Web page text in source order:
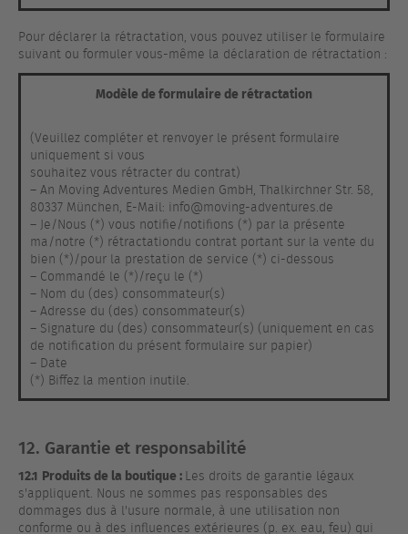
Pour déclarer la rétractation, vous pouvez utiliser le formulaire
suivant ou formuler vous-même la déclaration de rétractation :
Modèle de formulaire de rétractation
(Veuillez compléter et renvoyer le présent formulaire
uniquement si vous
souhaitez vous rétracter du contrat)
– An Moving Adventures Medien GmbH, Thalkirchner Str. 58,
80337 München, E-Mail: info@moving-adventures.de
– Je/Nous (*) vous notifie/notifions (*) par la présente
ma/notre (*) rétractationdu contrat portant sur la vente du
bien (*)/pour la prestation de service (*) ci-dessous
– Commandé le (*)/reçu le (*)
– Nom du (des) consommateur(s)
– Adresse du (des) consommateur(s)
– Signature du (des) consommateur(s) (uniquement en cas
de notification du présent formulaire sur papier)
– Date
(*) Biffez la mention inutile.
12. Garantie et responsabilité
12.1 Produits de la boutique : Les droits de garantie légaux
s'appliquent. Nous ne sommes pas responsables des
dommages dus à l'usure normale, à une utilisation non
conforme ou à des influences extérieures (p. ex. eau, feu) qui